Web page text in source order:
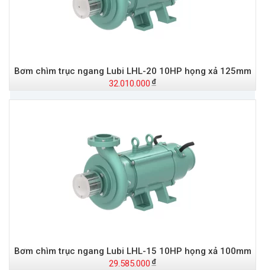
Bơm chìm trục ngang Lubi LHL-20 10HP họng xả 125mm
32.010.000
Bơm chìm trục ngang Lubi LHL-15 10HP họng xả 100mm
29.585.000